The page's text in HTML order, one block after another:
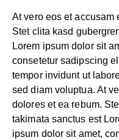
At vero eos et accusam
Stet clita kasd
Lorem ipsum dolor sit
consetetur sadipscing
tempor invidunt ut
sed diam voluptua. At
dolores et ea rebum.
takimata sanctus est
ipsum dolor sit amet,